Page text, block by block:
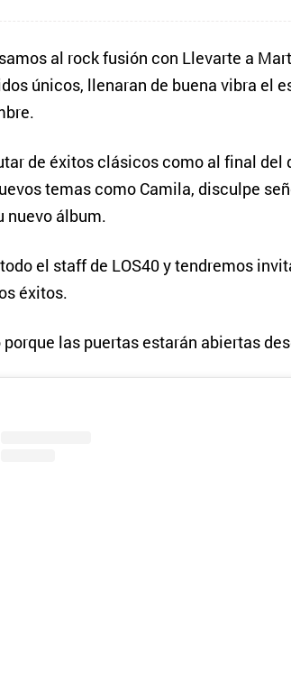
al rock fusión con Llevarte a
únicos, llenaran de buena vibra el
de éxitos clásicos como al final del
temas como Camila, disculpe
nuevo álbum.
el staff de LOS40 y tendremos
éxitos.
las puertas estarán abiertas